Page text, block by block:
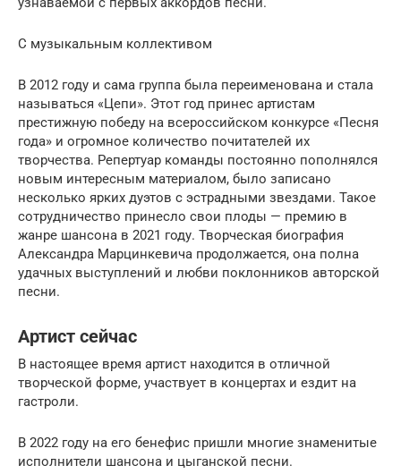
С музыкальным коллективом
В 2012 году и сама группа была переименована и стала
называться «Цепи». Этот год принес артистам
престижную победу на всероссийском конкурсе «Песня
года» и огромное количество почитателей их
творчества. Репертуар команды постоянно пополнялся
новым интересным материалом, было записано
несколько ярких дуэтов с эстрадными звездами. Такое
сотрудничество принесло свои плоды — премию в
жанре шансона в 2021 году. Творческая биография
Александра Марцинкевича продолжается, она полна
удачных выступлений и любви поклонников авторской
песни.
Артист сейчас
В настоящее время артист находится в отличной
творческой форме, участвует в концертах и ездит на
гастроли.
В 2022 году на его бенефис пришли многие знаменитые
исполнители шансона и цыганской песни.